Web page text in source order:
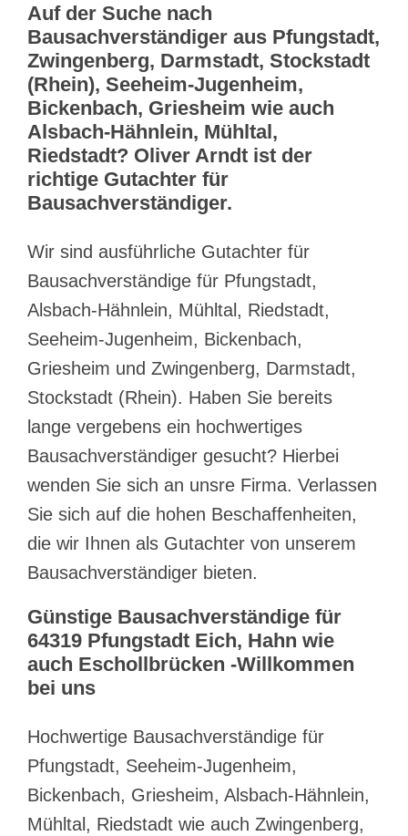
Auf der Suche nach
Bausachverständiger aus Pfungstadt,
Zwingenberg, Darmstadt, Stockstadt
(Rhein), Seeheim-Jugenheim,
Bickenbach, Griesheim wie auch
Alsbach-Hähnlein, Mühltal,
Riedstadt? Oliver Arndt ist der
richtige Gutachter für
Bausachverständiger.
Wir sind ausführliche Gutachter für
Bausachverständige für Pfungstadt,
Alsbach-Hähnlein, Mühltal, Riedstadt,
Seeheim-Jugenheim, Bickenbach,
Griesheim und Zwingenberg, Darmstadt,
Stockstadt (Rhein). Haben Sie bereits
lange vergebens ein hochwertiges
Bausachverständiger gesucht? Hierbei
wenden Sie sich an unsre Firma. Verlassen
Sie sich auf die hohen Beschaffenheiten,
die wir Ihnen als Gutachter von unserem
Bausachverständiger bieten.
Günstige Bausachverständige für
64319 Pfungstadt Eich, Hahn wie
auch Eschollbrücken -Willkommen
bei uns
Hochwertige Bausachverständige für
Pfungstadt, Seeheim-Jugenheim,
Bickenbach, Griesheim, Alsbach-Hähnlein,
Mühltal, Riedstadt wie auch Zwingenberg,